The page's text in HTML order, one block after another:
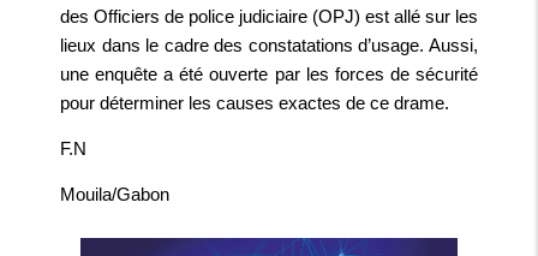
des Officiers de police judiciaire (OPJ) est allé sur les
lieux dans le cadre des constatations d’usage. Aussi,
une enquête a été ouverte par les forces de sécurité
pour déterminer les causes exactes de ce drame.
F.N
Mouila/Gabon